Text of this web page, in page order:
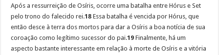
Após a ressurreição de Osíris, ocorre uma batalha entre Hórus e Set
pelo trono do falecido rei.18 Essa batalha é vencida por Hórus, que
então desce à terra dos mortos para dar a Osíris a boa notícia de sua
coroação como legítimo sucessor do pai.19 Finalmente, há um
aspecto bastante interessante em relação à morte de Osíris e a vitória